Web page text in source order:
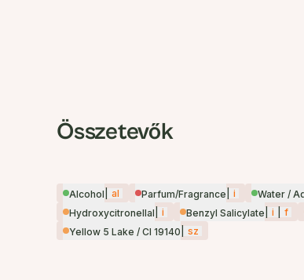
Összetevők
Alcohol al Parfum/Fragrance i Water /
Hydroxycitronellal
i Benzyl Salicylate i f
Yellow 5 Lake / CI 19140
sz